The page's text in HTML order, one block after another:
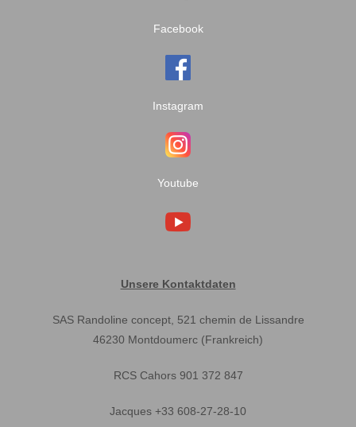
Facebook
Instagram
Youtube
Unsere Kontaktdaten
SAS Randoline concept, 521 chemin de Lissandre
46230 Montdoumerc (Frankreich)
RCS Cahors 901 372 847
Jacques +33 608-27-28-10